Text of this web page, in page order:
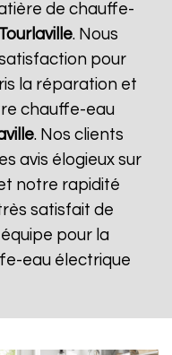
de chauffe-
. Nous
pour
la réparation et
chauffe-eau
. Nos clients
avis élogieux sur
notre rapidité
satisfait de
pour la
eau électrique